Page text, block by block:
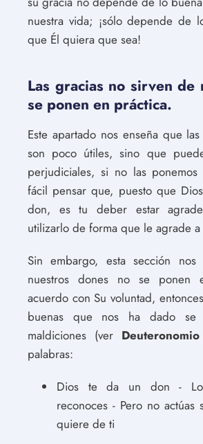
nuestra vida; ¡sólo depende de
que Él quiera que sea!
Las gracias no sirven de
se ponen en práctica.
Este apartado nos enseña que
son poco útiles, sino que
perjudiciales, si no las
fácil pensar que, puesto que
don, es tu deber estar
utilizarlo de forma que le agrade a
Sin embargo, esta sección
nuestros dones no se ponen
acuerdo con Su voluntad,
buenas que nos ha dado se
maldiciones (ver
palabras:
Dios te da un don -
reconoces - Pero no
quiere de ti